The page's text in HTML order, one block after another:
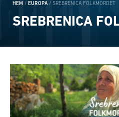
HEM / EUROPA/ SREBRENICA FOLKMORDET
SREBRENICA